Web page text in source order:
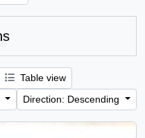
Table view
Direction: Descending